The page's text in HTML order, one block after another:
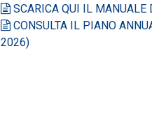
SCARICA QUI IL MANUALE
CONSULTA IL PIANO
2026)